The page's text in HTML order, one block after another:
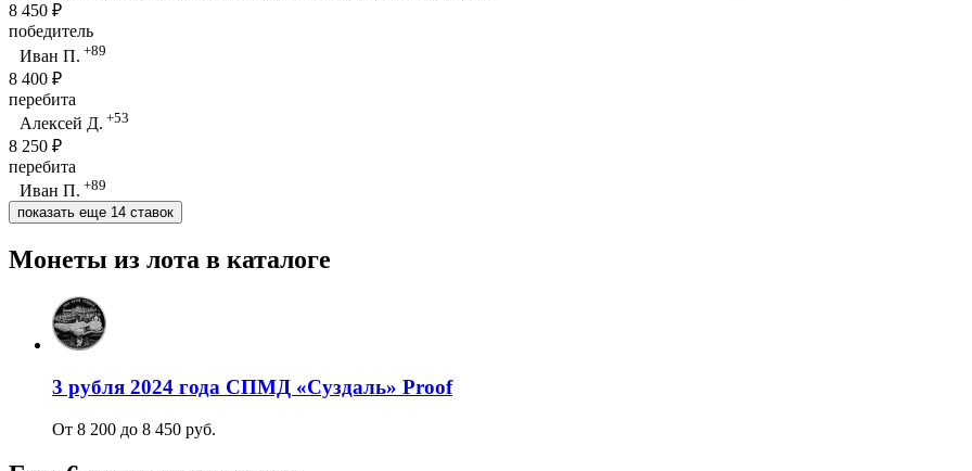
8 450 ₽
победитель
Иван П. +89
8 400 ₽
перебита
Алексей Д. +53
8 250 ₽
перебита
Иван П. +89
показать еще 14 ставок
Монеты из лота в каталоге
3 рубля 2024 года СПМД «Суздаль» Proof
От 8 200 до 8 450 руб.